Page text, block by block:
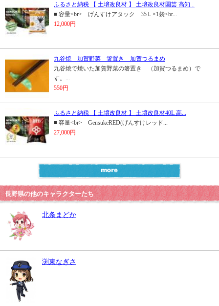
ふるさと納税 【 土壌改良材 】 土壌改良材園芸 高知...
■ 容量<br> げんすけアタック 35Ｌ×1袋<br...
12,000円
九谷焼 加賀野菜 箸置き 加賀つるまめ
九谷焼で焼いた加賀野菜の箸置き （加賀つるまめ）で
す。...
550円
ふるさと納税 【 土壌改良材 】 土壌改良材40L 高...
■ 容量<br> GensukeRED(げんすけレッド...
27,000円
長野県の他のキャラクターたち
北条まどか
渕東なぎさ